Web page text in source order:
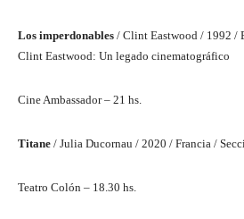
Los imperdonables / Clint Eastwood / 1992 /
Clint Eastwood: Un legado cinematográfico
Cine Ambassador – 21 hs.
Titane / Julia Ducornau / 2020 / Francia /
Teatro Colón – 18.30 hs.